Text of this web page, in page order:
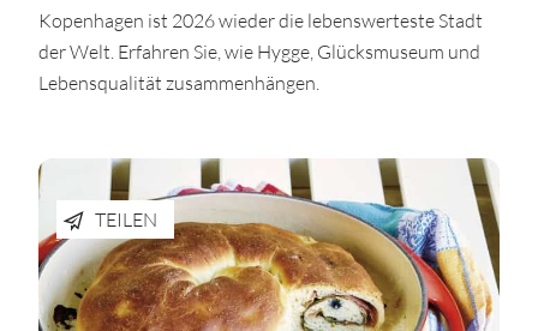
Kopenhagen ist 2026 wieder die lebenswerteste Stadt
der Welt. Erfahren Sie, wie Hygge, Glücksmuseum und
Lebensqualität zusammenhängen.
TEILEN